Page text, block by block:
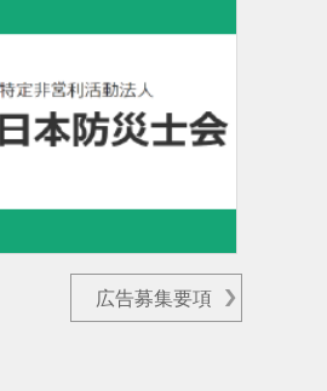
広告募集要項